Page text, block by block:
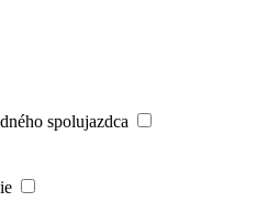
spolujazdca